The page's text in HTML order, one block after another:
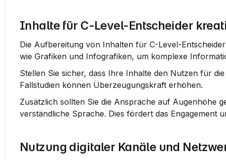
Inhalte für C-Level-Entscheider
Die Aufbereitung von Inhalten für C-Level-
wie Grafiken und Infografiken, um komplexe
Stellen Sie sicher, dass Ihre Inhalte den Nutzen für
Fallstudien können Überzeugungskraft erhöhen.
Zusätzlich sollten Sie die Ansprache auf Augenhöhe
verständliche Sprache. Dies fördert das Engagement
Nutzung digitaler Kanäle und